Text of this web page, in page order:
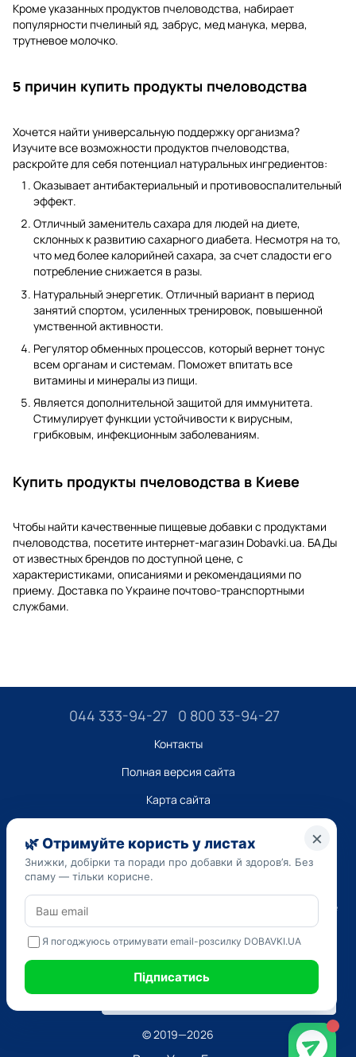
Кроме указанных продуктов пчеловодства, набирает
популярности пчелиный яд, забрус, мед манука, мерва,
трутневое молочко.
5 причин купить продукты пчеловодства
Хочется найти универсальную поддержку организма?
Изучите все возможности продуктов пчеловодства,
раскройте для себя потенциал натуральных ингредиентов:
Оказывает антибактериальный и противовоспалительный
эффект.
Отличный заменитель сахара для людей на диете,
склонных к развитию сахарного диабета. Несмотря на то,
что мед более калорийней сахара, за счет сладости его
потребление снижается в разы.
Натуральный энергетик. Отличный вариант в период
занятий спортом, усиленных тренировок, повышенной
умственной активности.
Регулятор обменных процессов, который вернет тонус
всем органам и системам. Поможет впитать все
витамины и минералы из пищи.
Является дополнительной защитой для иммунитета.
Стимулирует функции устойчивости к вирусным,
грибковым, инфекционным заболеваниям.
Купить продукты пчеловодства в Киеве
Чтобы найти качественные пищевые добавки с продуктами
пчеловодства, посетите интернет-магазин Dobavki.ua. БАДы
от известных брендов по доступной цене, с
характеристиками, описаниями и рекомендациями по
приему. Доставка по Украине почтово-транспортными
службами.
044 333-94-27 0 800 33-94-27
Контакты
Полная версия сайта
Карта сайта
Код ЄДРПОУ 45223262
Дата регистрации 14.09.2023
Приведенная на сайте dobavki.ua информация носит
исключительно ознакомительный характер. Не используйте
нашу информацию для диагностики и лечения. Только ваш
Лечащий врач может назначать препараты и составлять
САМОЛЕЧЕНИЕ МОЖЕТ БЫТЬ ВРЕДНЫМ ДЛЯ ВАШЕГО
© 2019—2026